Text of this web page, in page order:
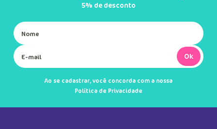
5% de desconto
Ok
Ao se cadastrar, você concorda com a nossa
Política de Privacidade